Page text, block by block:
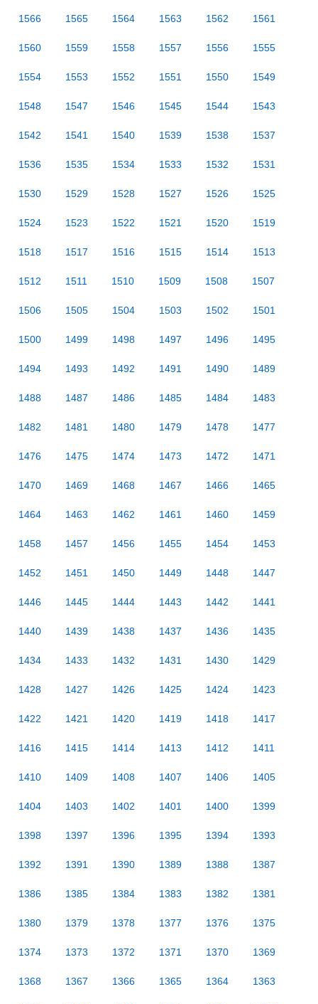
1566 1565 1564 1563 1562 1561
1560 1559 1558 1557 1556 1555
1554 1553 1552 1551 1550 1549
1548 1547 1546 1545 1544 1543
1542 1541 1540 1539 1538 1537
1536 1535 1534 1533 1532 1531
1530 1529 1528 1527 1526 1525
1524 1523 1522 1521 1520 1519
1518 1517 1516 1515 1514 1513
1512 1511 1510 1509 1508 1507
1506 1505 1504 1503 1502 1501
1500 1499 1498 1497 1496 1495
1494 1493 1492 1491 1490 1489
1488 1487 1486 1485 1484 1483
1482 1481 1480 1479 1478 1477
1476 1475 1474 1473 1472 1471
1470 1469 1468 1467 1466 1465
1464 1463 1462 1461 1460 1459
1458 1457 1456 1455 1454 1453
1452 1451 1450 1449 1448 1447
1446 1445 1444 1443 1442 1441
1440 1439 1438 1437 1436 1435
1434 1433 1432 1431 1430 1429
1428 1427 1426 1425 1424 1423
1422 1421 1420 1419 1418 1417
1416 1415 1414 1413 1412 1411
1410 1409 1408 1407 1406 1405
1404 1403 1402 1401 1400 1399
1398 1397 1396 1395 1394 1393
1392 1391 1390 1389 1388 1387
1386 1385 1384 1383 1382 1381
1380 1379 1378 1377 1376 1375
1374 1373 1372 1371 1370 1369
1368 1367 1366 1365 1364 1363